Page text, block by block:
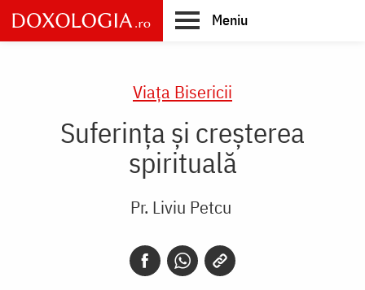
Skip
to
main
Meniu
Viaţa Bisericii
Suferinţa şi creșterea
spirituală
Pr. Liviu Petcu